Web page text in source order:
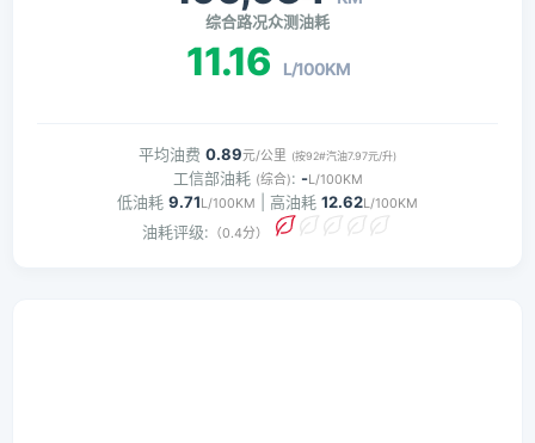
综合路况众测油耗
11.16 L/100KM
平均油费 0.89元/公里 (按92#汽油7.97元/升)
工信部油耗 (综合): -L/100KM
低油耗 9.71L/100KM | 高油耗 12.62L/100KM
油耗评级: （0.4分）